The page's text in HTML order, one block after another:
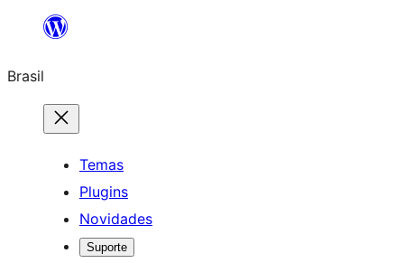
o
conteúdo
Brasil
Temas
Plugins
Novidades
Suporte